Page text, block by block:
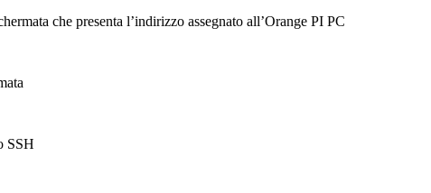
che presenta l’indirizzo assegnato all’Orange PI PC
SSH